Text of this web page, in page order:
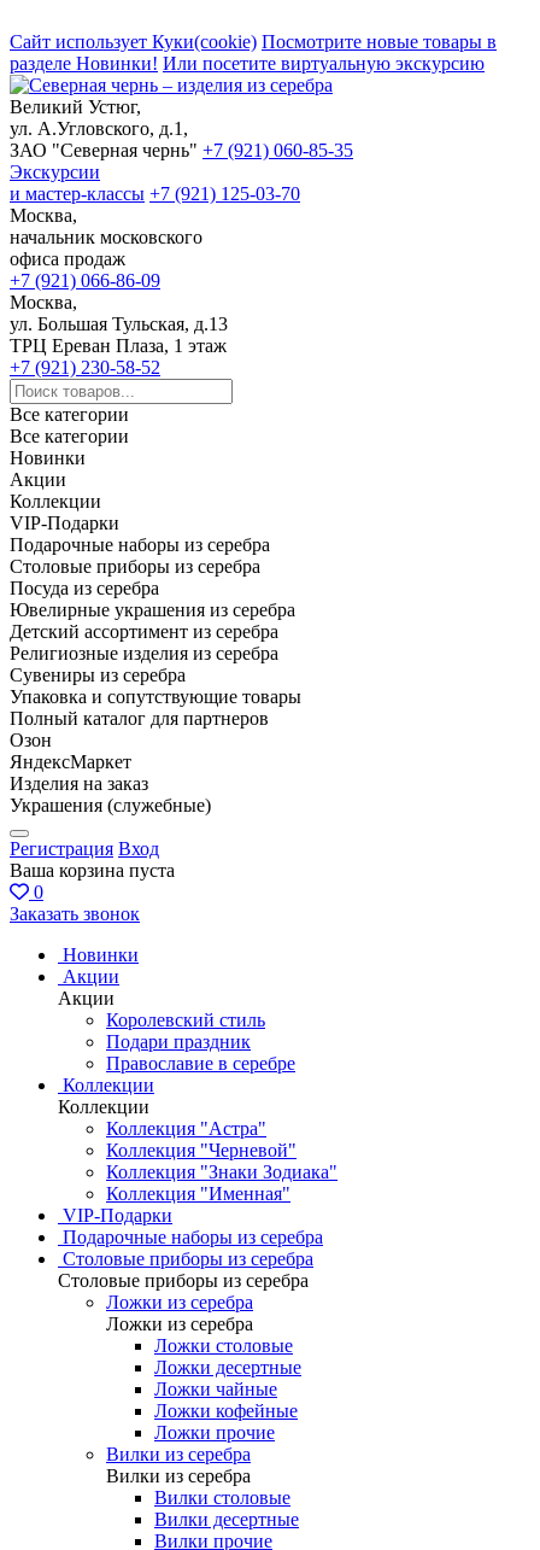
Сайт использует Куки(cookie) Посмотрите новые товары в
разделе Новинки! Или посетите виртуальную экскурсию
Великий Устюг,
ул. А.Угловского, д.1,
ЗАО "Северная чернь" +7 (921) 060-85-35
Экскурсии
и мастер-классы +7 (921) 125-03-70
Москва,
начальник московского
офиса продаж
+7 (921) 066-86-09
Москва,
ул. Большая Тульская, д.13
ТРЦ Ереван Плаза, 1 этаж
+7 (921) 230-58-52
Все категории
Все категории
Новинки
Акции
Коллекции
VIP-Подарки
Подарочные наборы из серебра
Столовые приборы из серебра
Посуда из серебра
Ювелирные украшения из серебра
Детский ассортимент из серебра
Религиозные изделия из серебра
Сувениры из серебра
Упаковка и сопутствующие товары
Полный каталог для партнеров
Озон
ЯндексМаркет
Изделия на заказ
Украшения (служебные)
Регистрация Вход
Ваша корзина пуста
0
Заказать звонок
Новинки
Акции
Акции
Королевский стиль
Подари праздник
Православие в серебре
Коллекции
Коллекции
Коллекция "Астра"
Коллекция "Черневой"
Коллекция "Знаки Зодиака"
Коллекция "Именная"
VIP-Подарки
Подарочные наборы из серебра
Столовые приборы из серебра
Столовые приборы из серебра
Ложки из серебра
Ложки из серебра
Ложки столовые
Ложки десертные
Ложки чайные
Ложки кофейные
Ложки прочие
Вилки из серебра
Вилки из серебра
Вилки столовые
Вилки десертные
Вилки прочие